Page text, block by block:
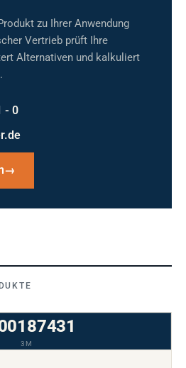
zu Ihrer Anwendung
Vertrieb prüft Ihre
Alternativen und kalkuliert
- 0
→
3M